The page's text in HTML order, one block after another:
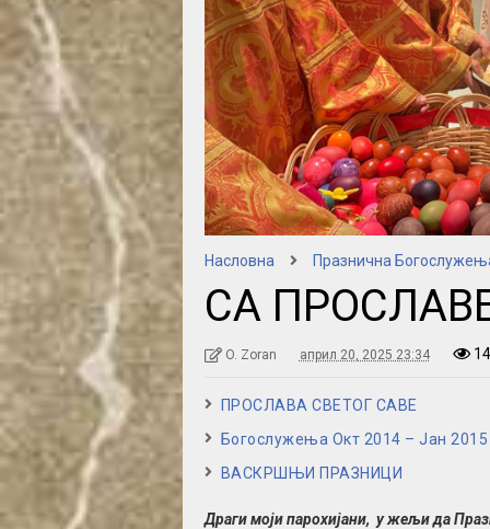
Насловна Празнична
СА
O. Zoran април 20, 2025 23:34
ПРОСЛАВА СВЕТОГ САВЕ
Богослужења Окт 2014 – Јан 2015
ВАСКРШЊИ ПРАЗНИЦИ
Драги моји парохијани, у жељи да